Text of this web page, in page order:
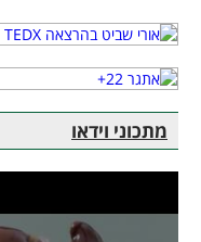
מתכוני וידאו